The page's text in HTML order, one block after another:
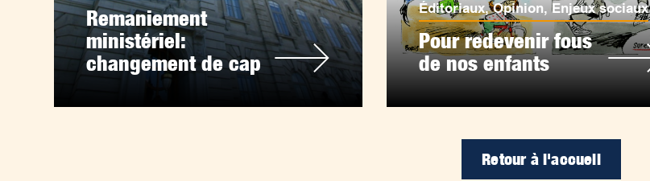
Remaniement
ministériel:
changement de cap
Éditoriaux,Opinion,Enjeux sociaux
Pour redevenir fous
de nos enfants
Retour à l'accueil